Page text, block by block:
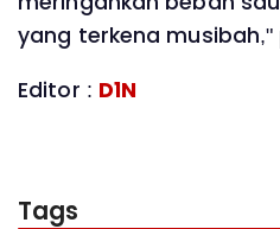
yang terkena musibah,"
Editor : D1N
Tags